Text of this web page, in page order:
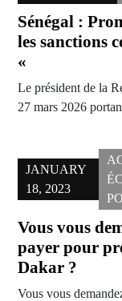
Sénégal :
les sanctions
«
Le président de la
27 mars 2026
JANUARY
18, 2023
Vous vous
payer pour
Dakar ?
Vous vous